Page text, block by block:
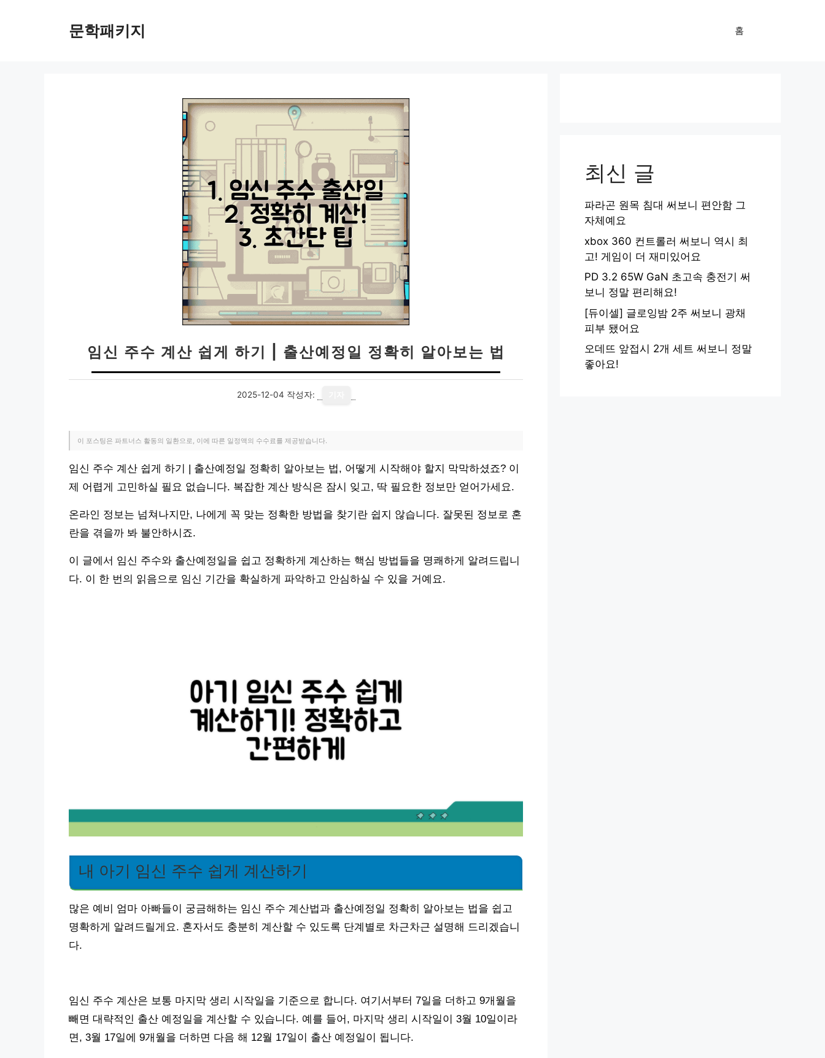
문학패키지 홈
임신 주수 계산 쉽게 하기 | 출산예정일 정확히 알아보는 법
2025-12-04 작성자:
이 포스팅은 파트너스 활동의 일환으로, 이에 따른 일정액의 수수료를 제공받습니다.
임신 주수 계산 쉽게 하기 | 출산예정일 정확히 알아보는 법, 어떻게 시작해야 할지 막막하셨죠? 이
제 어렵게 고민하실 필요 없습니다. 복잡한 계산 방식은 잠시 잊고, 딱 필요한 정보만 얻어가세요.
온라인 정보는 넘쳐나지만, 나에게 꼭 맞는 정확한 방법을 찾기란 쉽지 않습니다. 잘못된 정보로 혼
란을 겪을까 봐 불안하시죠.
이 글에서 임신 주수와 출산예정일을 쉽고 정확하게 계산하는 핵심 방법들을 명쾌하게 알려드립니
다. 이 한 번의 읽음으로 임신 기간을 확실하게 파악하고 안심하실 수 있을 거예요.
내 아기 임신 주수 쉽게 계산하기
많은 예비 엄마 아빠들이 궁금해하는 임신 주수 계산법과 출산예정일 정확히 알아보는 법을 쉽고
명확하게 알려드릴게요. 혼자서도 충분히 계산할 수 있도록 단계별로 차근차근 설명해 드리겠습니
다.
임신 주수 계산은 보통 마지막 생리 시작일을 기준으로 합니다. 여기서부터 7일을 더하고 9개월을
빼면 대략적인 출산 예정일을 계산할 수 있습니다. 예를 들어, 마지막 생리 시작일이 3월 10일이라
면, 3월 17일에 9개월을 더하면 다음 해 12월 17일이 출산 예정일이 됩니다.
최신 글
파라곤 원목 침대 써보니 편안함 그
자체예요
xbox 360 컨트롤러 써보니 역시 최
고! 게임이 더 재미있어요
PD 3.2 65W GaN 초고속 충전기 써
보니 정말 편리해요!
[듀이셀] 글로잉밤 2주 써보니 광채
피부 됐어요
오데뜨 앞접시 2개 세트 써보니 정말
좋아요!